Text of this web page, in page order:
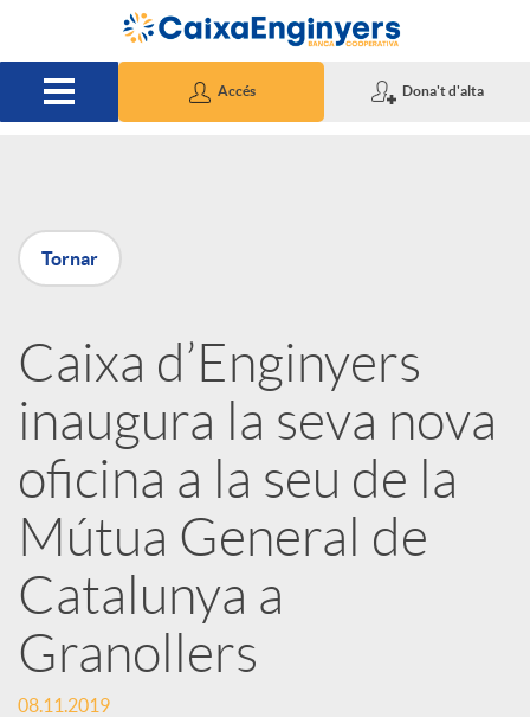
Salta al contingut principal
Accés Dona't d'alta
P
u
b
l
i
c
a
Tornar
Caixa d’Enginyers
inaugura la seva nova
oficina a la seu de la
Mútua General de
Catalunya a
Granollers
08.11.2019